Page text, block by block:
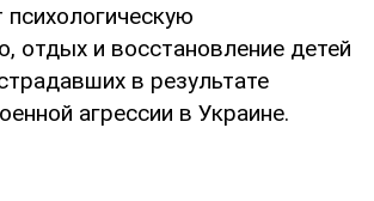
психологическую
отдых и восстановление детей
в результате
агрессии в Украине.